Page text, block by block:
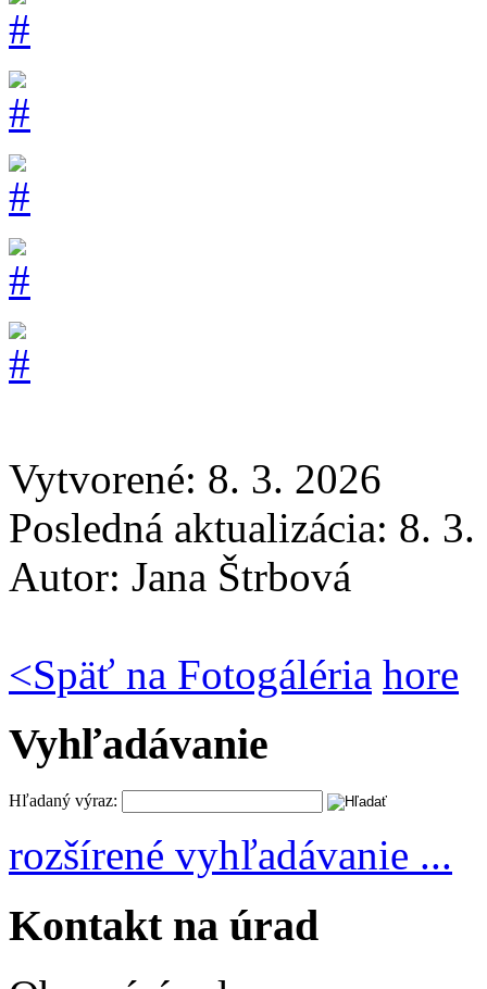
Vytvorené: 8. 3. 2026
Posledná aktualizácia: 8.
Autor: Jana Štrbová
<Späť na Fotogáléria hore
Vyhľadávanie
Hľadaný výraz:
rozšírené vyhľadávanie ...
Kontakt na úrad